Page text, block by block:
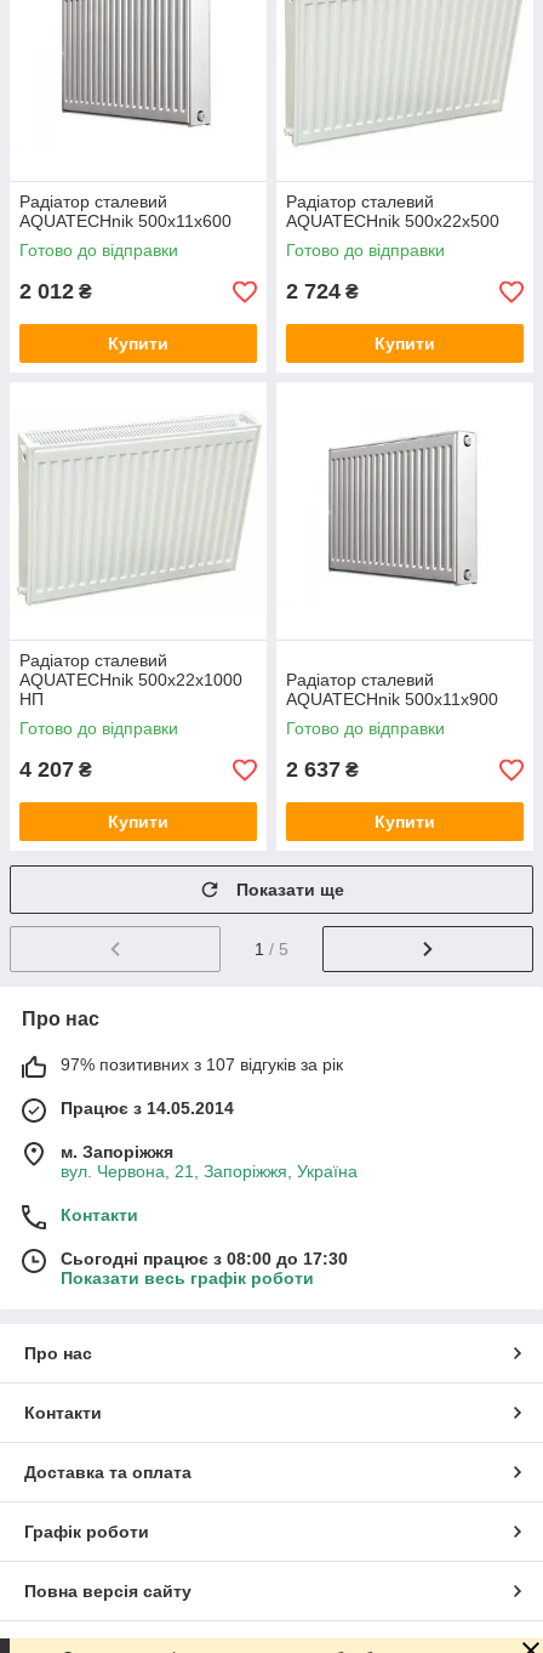
Радіатор сталевий
AQUATECHnik 500x11х600
Готово до відправки
2 012 ₴
Купити
Радіатор сталевий
AQUATECHnik 500x22x500
Готово до відправки
2 724 ₴
Купити
Радіатор сталевий
AQUATECHnik 500x22х1000
НП
Готово до відправки
4 207 ₴
Купити
Радіатор сталевий
AQUATECHnik 500x11x900
Готово до відправки
2 637 ₴
Купити
Показати ще
1 / 5
Про нас
97% позитивних з 107 відгуків за рік
Працює з 14.05.2014
м. Запоріжжя
вул. Червона, 21, Запоріжжя, Україна
Контакти
Сьогодні працює з 08:00 до 17:30
Показати весь графік роботи
Про нас
Контакти
Доставка та оплата
Графік роботи
Повна версія сайту